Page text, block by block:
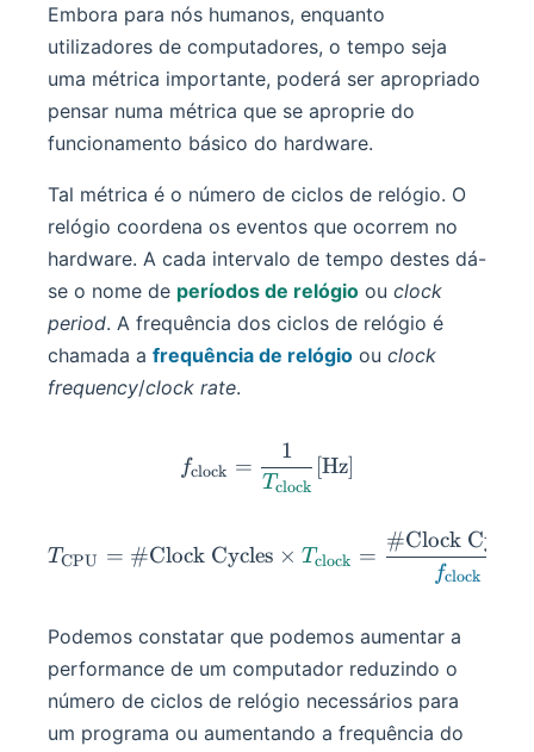
Embora para nós humanos, enquanto
utilizadores de computadores, o tempo seja
uma métrica importante, poderá ser apropriado
pensar numa métrica que se aproprie do
funcionamento básico do hardware.
Tal métrica é o número de ciclos de relógio. O
relógio coordena os eventos que ocorrem no
hardware. A cada intervalo de tempo destes dá-
se o nome de períodos de relógio ou clock
period. A frequência dos ciclos de relógio é
chamada a frequência de relógio ou clock
frequency/clock rate.
f_{\text{clock}} =
fclock =
Tclock
1
[Hz]
T_{\text{CPU}} =
TCPU = #Clock Cycles × Tclock =
fclock
#Clock Cycles
Podemos constatar que podemos aumentar a
performance de um computador reduzindo o
número de ciclos de relógio necessários para
um programa ou aumentando a frequência do